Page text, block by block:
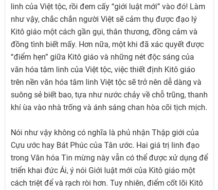
linh của Việt tộc, rồi đem cấy “giới luật mới” vào đó! Làm
như vậy, chắc chắn người Việt sẽ cảm thụ được đạo lý
Kitô giáo một cách gần gụi, thân thương, đồng cảm và
đồng tình biết mấy. Hơn nữa, một khi đã xác quyết được
“điểm hẹn” giữa Kitô giáo và những nét độc sáng của
văn hóa tâm linh của Việt tộc, việc thiết định Kitô giáo
trên nền văn hóa tâm linh Việt tộc sẽ trở nên dễ dàng và
suông sẻ biết bao, tựa như nước chảy về chỗ trũng, thanh
khí ùa vào nhà trống và ánh sáng chan hòa cõi tịch mịch.
Nói như vậy không có nghĩa là phủ nhận Thập giới của
Cựu ước hay Bát Phúc của Tân ước. Hai giá trị linh đạo
trong Văn hóa Tin mừng này vẫn có thể được xử dụng để
triển khai đức Ái, ý nói Giới luật mới của Kitô giáo một
cách triệt để và rạch ròi hơn. Tuy nhiên, điểm cốt lõi Kitô